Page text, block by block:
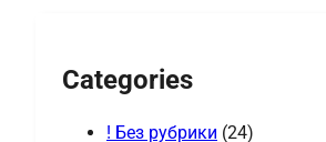
Categories
! Без рубрики (24)